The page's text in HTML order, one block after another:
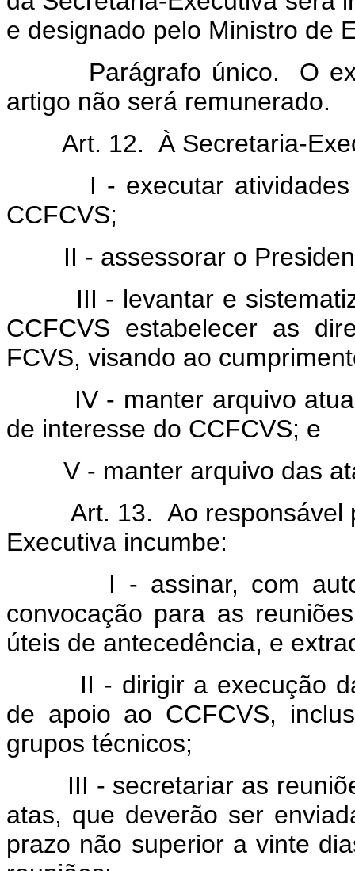
e designado pelo Ministro de
Parágrafo único. O
artigo não será remunerado.
Art. 12. À Secretaria-
I - executar atividades
CCFCVS;
II - assessorar o
III - levantar e
CCFCVS estabelecer as
FCVS, visando ao
IV - manter arquivo
de interesse do CCFCVS; e
V - manter arquivo das
Art. 13. Ao responsável
Executiva incumbe:
I - assinar, com
convocação para as
úteis de antecedência, e
II - dirigir a execução das
de apoio ao CCFCVS,
grupos técnicos;
III - secretariar as
atas, que deverão ser
prazo não superior a vinte